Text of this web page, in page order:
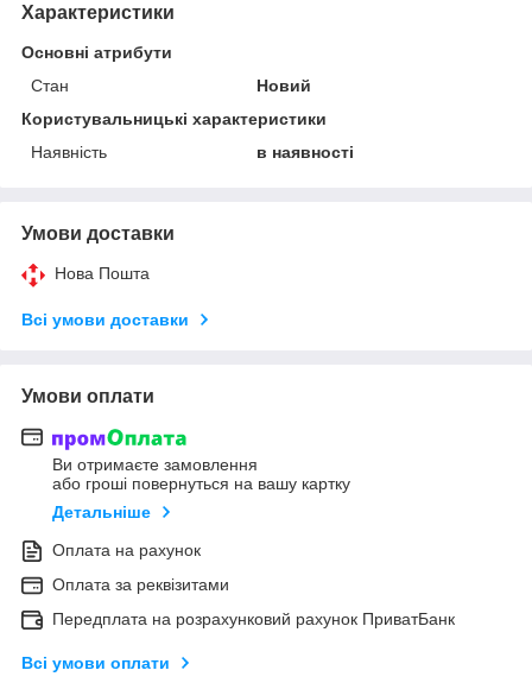
Характеристики
Основні атрибути
Стан
Новий
Користувальницькі характеристики
Наявність
в наявності
Умови доставки
Нова Пошта
Всі умови доставки
Умови оплати
Ви отримаєте замовлення
або гроші повернуться на вашу картку
Детальніше
Оплата на рахунок
Оплата за реквізитами
Передплата на розрахунковий рахунок ПриватБанк
Всі умови оплати